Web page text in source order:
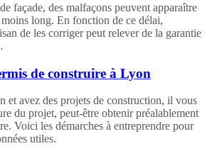
façade, des malfaçons peuvent apparaître
long. En fonction de ce délai,
de les corriger peut relever de la garantie
de construire à Lyon
et avez des projets de construction, il vous
du projet, peut-être obtenir préalablement
Voici les démarches à entreprendre pour
utiles.